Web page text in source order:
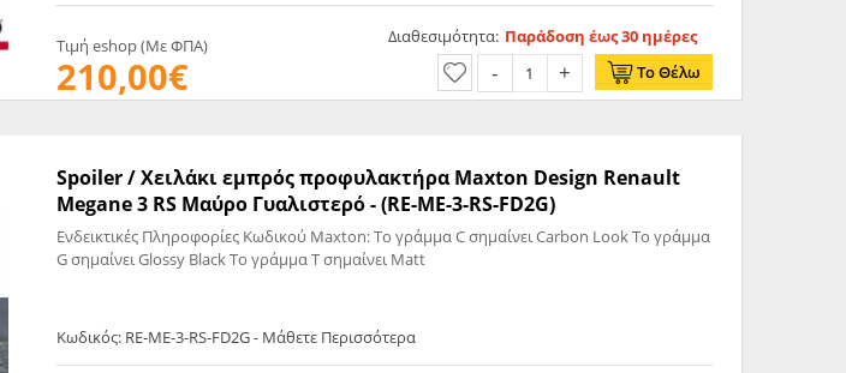
Τιμή eshop (Με ΦΠΑ)
210,00€
Διαθεσιμότητα: Παράδοση έως 30 ημέρες
Το Θέλω
Spoiler / Χειλάκι εμπρός προφυλακτήρα Maxton Design Renault
Megane 3 RS Μαύρο Γυαλιστερό - (RE-ME-3-RS-FD2G)
Ενδεικτικές Πληροφορίες Κωδικού Maxton: Το γράμμα C σημαίνει Carbon Look Το γράμμα
G σημαίνει Glossy Black Το γράμμα T σημαίνει Matt
Κωδικός: RE-ME-3-RS-FD2G - Μάθετε Περισσότερα